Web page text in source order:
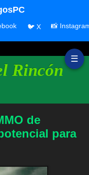
☰
Rincón
🐦 X 📸
de
para